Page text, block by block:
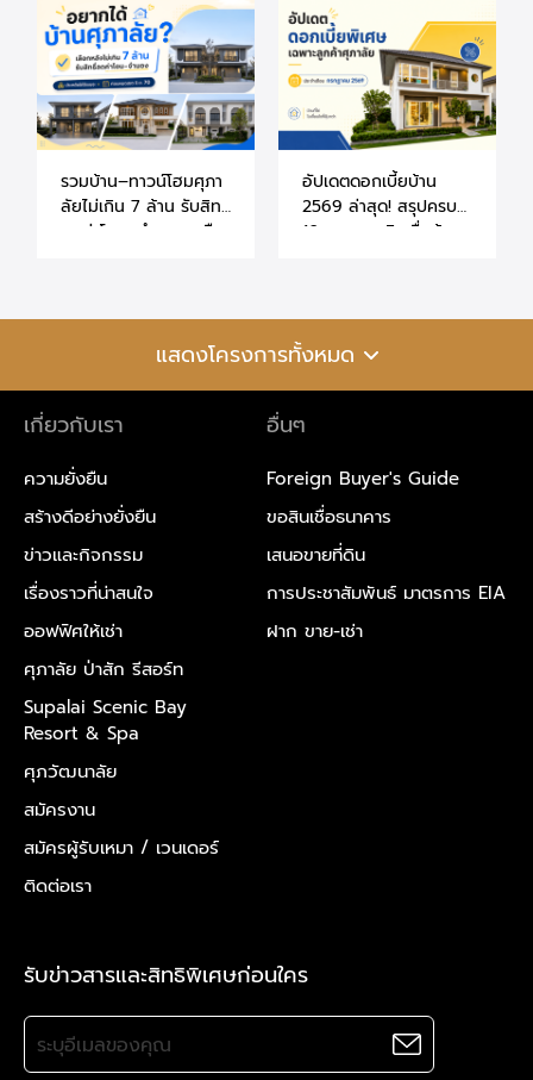
รวมบ้าน–ทาวน์โฮมศุภา
ลัยไม่เกิน 7 ล้าน รับสิทธิ์
ลดค่าโอน–จำนองเหลือ
อัปเดตดอกเบี้ยบ้าน
2569 ล่าสุด! สรุปครบ
10 ธนาคาร สินเชื่อบ้าน
แสดงโครงการทั้งหมด
เกี่ยวกับเรา
ความยั่งยืน
สร้างดีอย่างยั่งยืน
ข่าวและกิจกรรม
เรื่องราวที่น่าสนใจ
ออฟฟิศให้เช่า
ศุภาลัย ป่าสัก รีสอร์ท
Supalai Scenic Bay
Resort & Spa
ศุภวัฒนาลัย
สมัครงาน
สมัครผู้รับเหมา / เวนเดอร์
ติดต่อเรา
อื่นๆ
Foreign Buyer's Guide
ขอสินเชื่อธนาคาร
เสนอขายที่ดิน
การประชาสัมพันธ์ มาตรการ EIA
ฝาก ขาย-เช่า
รับข่าวสารและสิทธิพิเศษก่อนใคร